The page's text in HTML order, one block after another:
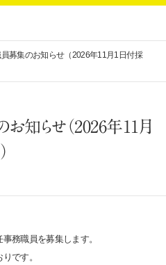
募集のお知らせ（2026年11月1日付採
知らせ（2026年11月
務職員を募集します。
です。